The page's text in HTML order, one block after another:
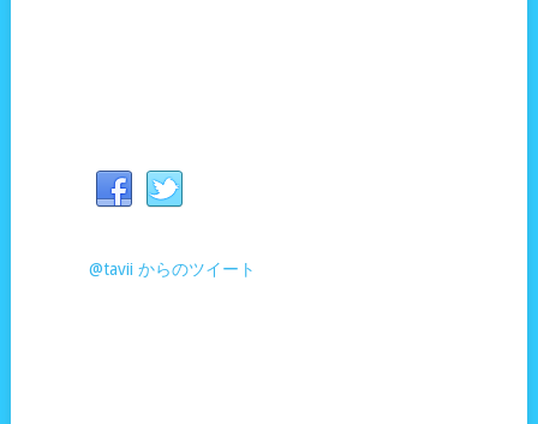
@tavii からのツイート